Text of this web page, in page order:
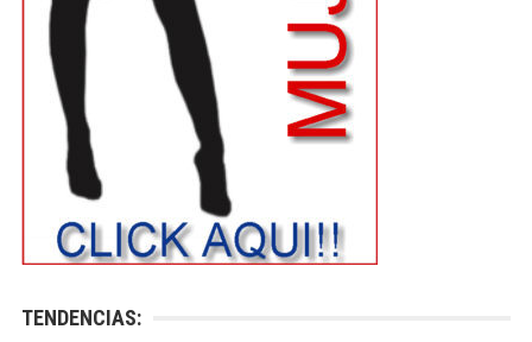
TENDENCIAS: